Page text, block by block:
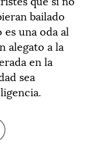
bailado
una oda al
alegato a la
en la
sea